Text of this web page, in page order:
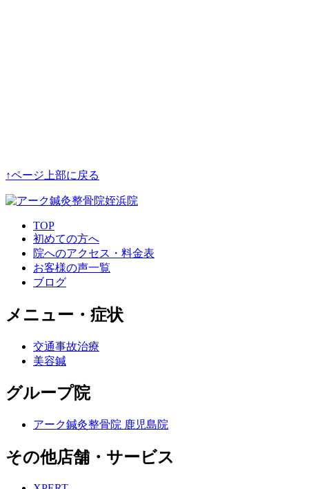
↑ページ上部に戻る
TOP
初めての方へ
院へのアクセス・料金表
お客様の声一覧
ブログ
メニュー・症状
交通事故治療
美容鍼
グループ院
アーク鍼灸整骨院 鹿児島院
その他店舗・サービス